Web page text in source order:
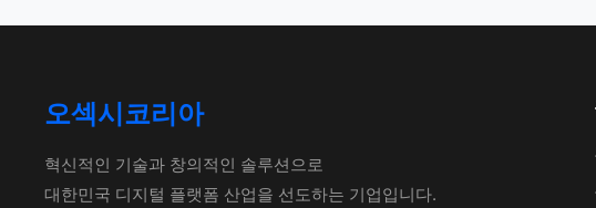
오섹시코리아
혁신적인 기술과 창의적인 솔루션으로
대한민국 디지털 플랫폼 산업을 선도하는 기업입니다.